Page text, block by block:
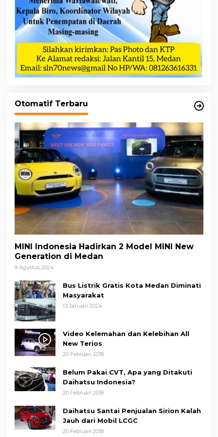
Otomatif Terbaru
MINI Indonesia Hadirkan 2 Model MINI New
Generation di Medan
9 Agustus 2024
Bus Listrik Gratis Kota Medan Diminati
Masyarakat
13 Januari 2024
Video Kelemahan dan Kelebihan All
New Terios
20 Februari 2018
Belum Pakai CVT, Apa yang Ditakuti
Daihatsu Indonesia?
20 Februari 2018
Daihatsu Santai Penjualan Sirion Kalah
Jauh dari Mobil LCGC
20 Februari 2018